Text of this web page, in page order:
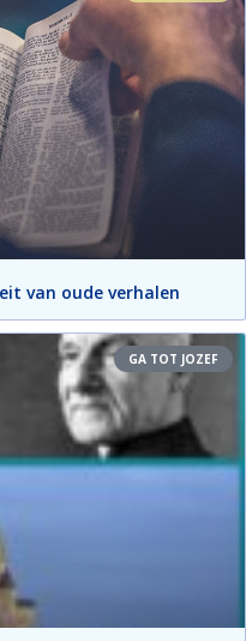
van oude verhalen
GA TOT JOZEF